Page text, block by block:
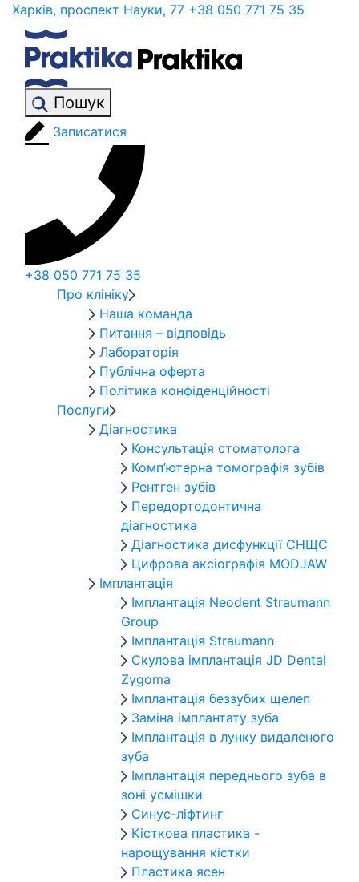
Харків, проспект Науки, 77 +38 050 771 75 35
Пошук
Записатися
+38 050 771 75 35
Про клініку
Наша команда
Питання – відповідь
Лабораторія
Публічна оферта
Політика конфіденційності
Послуги
Діагностика
Консультація стоматолога
Комп’ютерна томографія зубів
Рентген зубів
Передортодонтична
діагностика
Діагностика дисфункції СНЩС
Цифрова аксіографія MODJAW
Імплантація
Імплантація Neodent Straumann
Group
Імплантація Straumann
Скулова імплантація JD Dental
Zygoma
Імплантація беззубих щелеп
Заміна імплантату зуба
Імплантація в лунку видаленого
зуба
Імплантація переднього зуба в
зоні усмішки
Синус-ліфтинг
Кісткова пластика -
нарощування кістки
Пластика ясен